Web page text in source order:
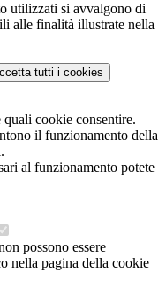
utilizzati si avvalgono di
alle finalità illustrate nella
tutti i cookies
quali cookie consentire.
il funzionamento della
al funzionamento potete
possono essere
nella pagina della cookie